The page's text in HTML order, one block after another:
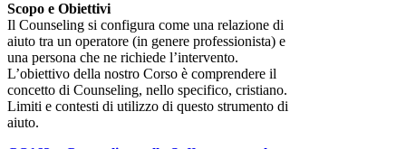
Scopo e Obiettivi
Il Counseling si configura come una relazione di
aiuto tra un operatore (in genere professionista) e
una persona che ne richiede l’intervento.
L’obiettivo della nostro Corso è comprendere il
concetto di Counseling, nello specifico, cristiano.
Limiti e contesti di utilizzo di questo strumento di
aiuto.